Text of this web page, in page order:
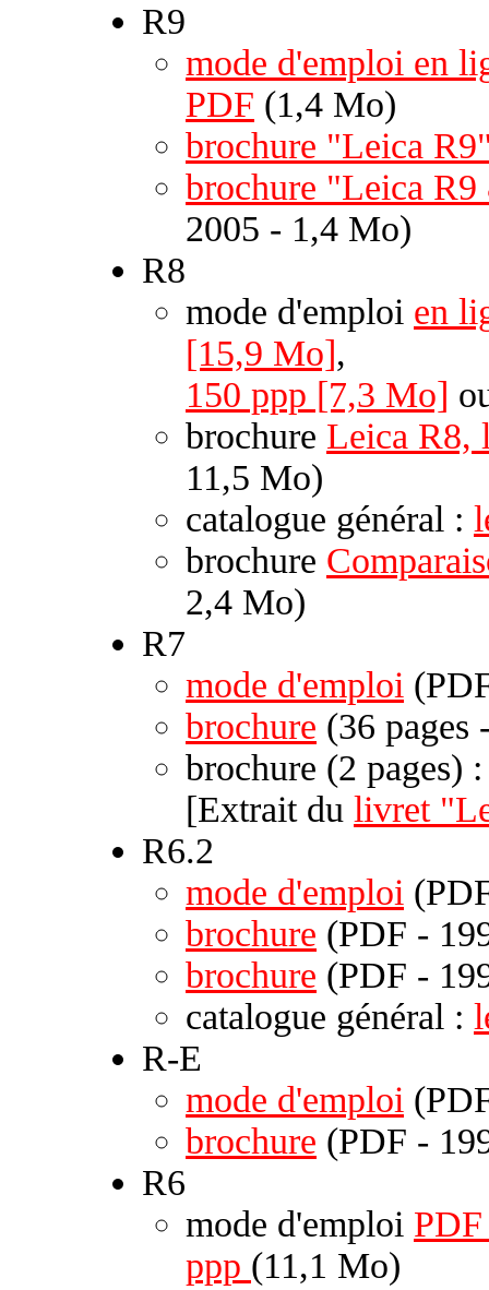
R9
mode d'emploi en
PDF (1,4 Mo)
brochure "Leica
brochure "Leica
2005 - 1,4 Mo)
R8
mode d'emploi en
[15,9 Mo],
150 ppp [7,3 Mo]
brochure Leica R8,
11,5 Mo)
catalogue général :
brochure
2,4 Mo)
R7
mode d'emploi
brochure (36 pages
brochure (2 pages)
[Extrait du livret
R6.2
mode d'emploi
brochure (PDF -
brochure (PDF -
catalogue général :
R-E
mode d'emploi
brochure (PDF -
R6
mode d'emploi
ppp (11,1 Mo)